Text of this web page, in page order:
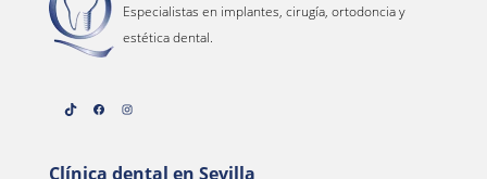
Especialistas en implantes, cirugía, ortodoncia y
estética dental.
TikTokFacebookInstagram
Clínica dental en Sevilla